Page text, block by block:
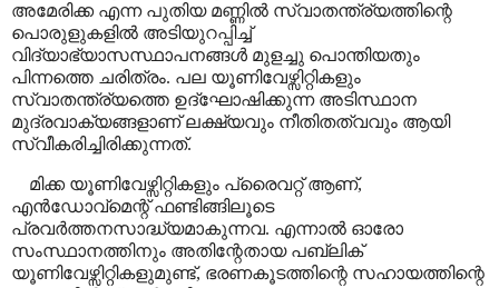
അമേരിക്ക എന്ന പുതിയ മണ്ണിൽ സ്വാതന്ത്ര്യത്തിന്റെ
പൊരുളുകളിൽ അടിയുറപ്പിച്ച്
വിദ്യാഭ്യാസസ്ഥാപനങ്ങൾ മുളച്ചു പൊന്തിയതും
പിന്നത്തെ ചരിത്രം. പല യൂണിവേഴ്സിറ്റികളും
സ്വാതന്ത്ര്യത്തെ ഉദ്ഘോഷിക്കുന്ന അടിസ്ഥാന
മുദ്രവാക്യങ്ങളാണ് ലക്ഷ്യവും നീതിതത്വവും ആയി
സ്വീകരിച്ചിരിക്കുന്നത്.
മിക്ക യൂണിവേഴ്സിറ്റികളും പ്രൈവറ്റ് ആണ്,
എൻഡോവ്മെന്റ് ഫണ്ടിങ്ങിലൂടെ
പ്രവർത്തനസാദ്ധ്യമാകുന്നവ. എന്നാൽ ഓരോ
സംസ്ഥാനത്തിനും അതിന്റേതായ പബ്ലിക്
യൂണിവേഴ്സിറ്റികളുമുണ്ട്, ഭരണകൂടത്തിന്റെ സഹായത്തിന്റെ